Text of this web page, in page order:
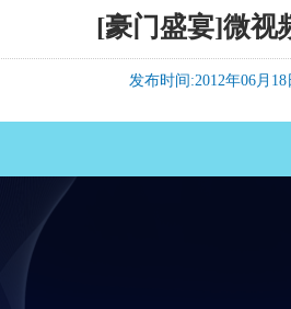
[豪门盛宴]微视
发布时间:2012年06月